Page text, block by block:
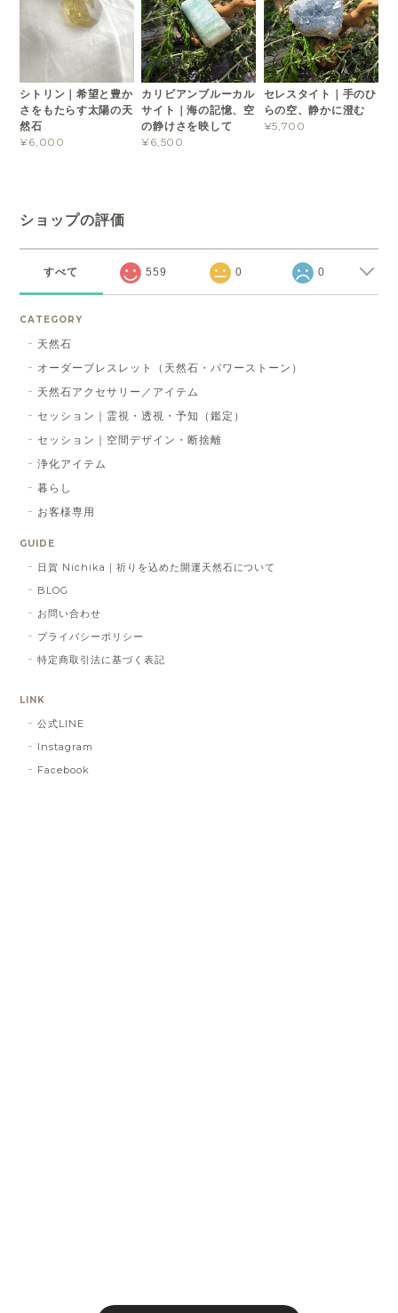
シトリン｜希望と豊か
さをもたらす太陽の天
然石
¥6,000
カリビアンブルーカル
サイト｜海の記憶、空
の静けさを映して
¥6,500
セレスタイト｜手のひ
らの空、静かに澄む
¥5,700
ショップの評価
すべて 559 0 0
CATEGORY
天然石
オーダーブレスレット（天然石・パワーストーン）
天然石アクセサリー／アイテム
セッション｜霊視・透視・予知（鑑定）
セッション｜空間デザイン・断捨離
浄化アイテム
暮らし
お客様専用
GUIDE
日賀 Nichika｜祈りを込めた開運天然石について
BLOG
お問い合わせ
プライバシーポリシー
特定商取引法に基づく表記
LINK
公式LINE
Instagram
Facebook